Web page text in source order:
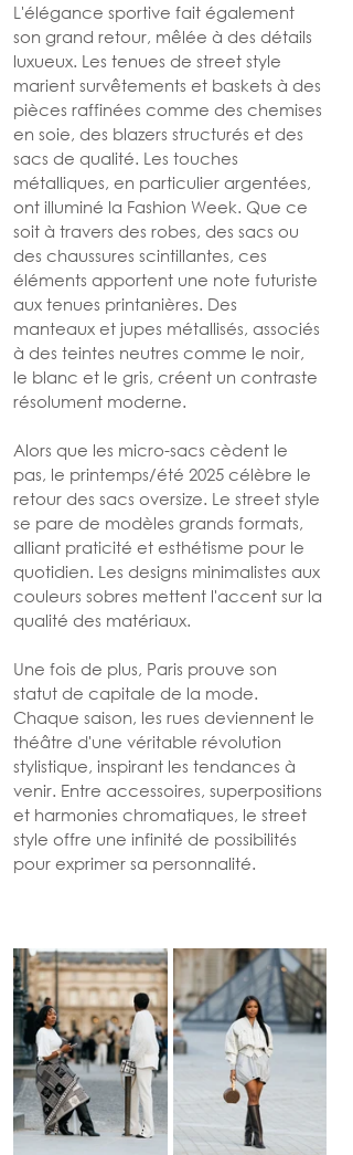
L'élégance sportive fait également
son grand retour, mêlée à des détails
luxueux. Les tenues de street style
marient survêtements et baskets à des
pièces raffinées comme des chemises
en soie, des blazers structurés et des
sacs de qualité. Les touches
métalliques, en particulier argentées,
ont illuminé la Fashion Week. Que ce
soit à travers des robes, des sacs ou
des chaussures scintillantes, ces
éléments apportent une note futuriste
aux tenues printanières. Des
manteaux et jupes métallisés, associés
à des teintes neutres comme le noir,
le blanc et le gris, créent un contraste
résolument moderne.
Alors que les micro-sacs cèdent le
pas, le printemps/été 2025 célèbre le
retour des sacs oversize. Le street style
se pare de modèles grands formats,
alliant praticité et esthétisme pour le
quotidien. Les designs minimalistes aux
couleurs sobres mettent l'accent sur la
qualité des matériaux.
Une fois de plus, Paris prouve son
statut de capitale de la mode.
Chaque saison, les rues deviennent le
théâtre d'une véritable révolution
stylistique, inspirant les tendances à
venir. Entre accessoires, superpositions
et harmonies chromatiques, le street
style offre une infinité de possibilités
pour exprimer sa personnalité.